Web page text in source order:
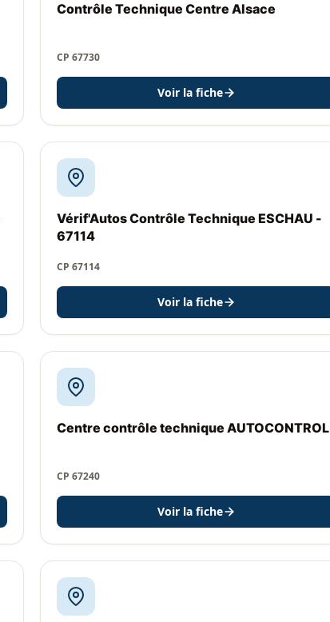
Contrôle Technique Centre Alsace
CP 67730
Voir la fiche
Vérif'Autos Contrôle Technique ESCHAU -
67114
CP 67114
Voir la fiche
Centre contrôle technique AUTOCONTROL
CP 67240
Voir la fiche